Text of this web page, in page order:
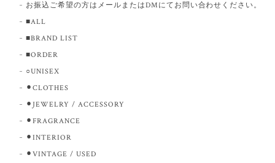
お振込ご希望の方はメールまたはDMにてお問い合わせください。
■ALL
■BRAND LIST
■ORDER
○UNISEX
⚫︎CLOTHES
⚫︎JEWELRY / ACCESSORY
⚫︎FRAGRANCE
⚫︎INTERIOR
⚫︎VINTAGE / USED